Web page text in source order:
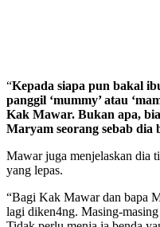
“Kepada siapa pun bakal
panggil ‘mummy’ atau
Kak Mawar. Bukan apa,
Maryam seorang sebab dia
Mawar juga menjelaskan dia
yang lepas.
“Bagi Kak Mawar dan bapa
lagi diken4ng. Masing-